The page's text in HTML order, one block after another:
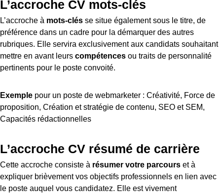
L’accroche CV mots-clés
L’accroche à mots-clés se situe également sous le titre, de
préférence dans un cadre pour la démarquer des autres
rubriques. Elle servira exclusivement aux candidats souhaitant
mettre en avant leurs compétences ou traits de personnalité
pertinents pour le poste convoité.
Exemple pour un poste de webmarketer : Créativité, Force de
proposition, Création et stratégie de contenu, SEO et SEM,
Capacités rédactionnelles
L’accroche CV résumé de carrière
Cette accroche consiste à résumer votre parcours et à
expliquer brièvement vos objectifs professionnels en lien avec
le poste auquel vous candidatez. Elle est vivement